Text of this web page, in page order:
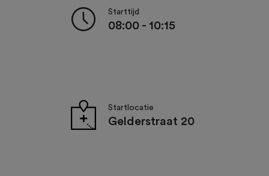
Starttijd
08:00 - 10:15
Startlocatie
Gelderstraat 20